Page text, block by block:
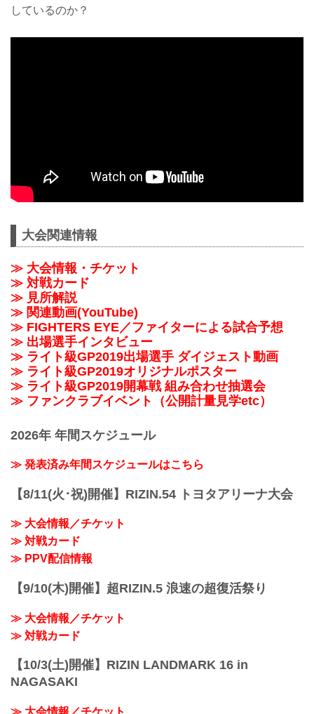
しているのか？
大会関連情報
≫ 大会情報・チケット
≫ 対戦カード
≫ 見所解説
≫ 関連動画(YouTube)
≫ FIGHTERS EYE／ファイターによる試合予想
≫ 出場選手インタビュー
≫ ライト級GP2019出場選手 ダイジェスト動画
≫ ライト級GP2019オリジナルポスター
≫ ライト級GP2019開幕戦 組み合わせ抽選会
≫ ファンクラブイベント（公開計量見学etc）
2026年 年間スケジュール
≫ 発表済み年間スケジュールはこちら
【8/11(火･祝)開催】RIZIN.54 トヨタアリーナ大会
≫ 大会情報／チケット
≫ 対戦カード
≫ PPV配信情報
【9/10(木)開催】超RIZIN.5 浪速の超復活祭り
≫ 大会情報／チケット
≫ 対戦カード
【10/3(土)開催】RIZIN LANDMARK 16 in
NAGASAKI
≫ 大会情報／チケット